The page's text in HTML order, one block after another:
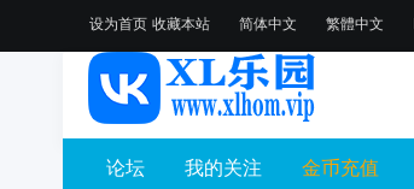
设为首页 收藏本站 简体中文 繁體中文
论坛 我的关注 金币充值